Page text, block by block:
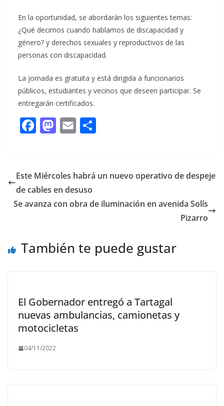
En la oportunidad, se abordarán los siguientes temas:
¿Qué decimos cuando hablamos de discapacidad y
género? y derechos sexuales y reproductivos de las
personas con discapacidad.
La jornada es gratuita y está dirigida a funcionarios
públicos, estudiantes y vecinos que deseen participar. Se
entregarán certificados.
F
b
o
o
M
d
o
n
E
l p
ti
Este Miércoles habrá un nuevo operativo de despeje
de cables en desuso
Se avanza con obra de iluminación en avenida Solís
Pizarro
También te puede gustar
El Gobernador entregó a Tartagal
nuevas ambulancias, camionetas y
motocicletas
04/11/2022